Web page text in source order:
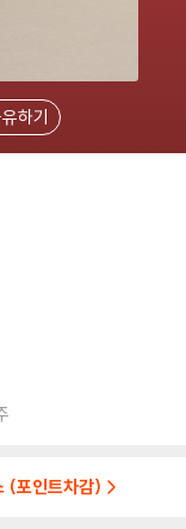
하기
(포인트차감)